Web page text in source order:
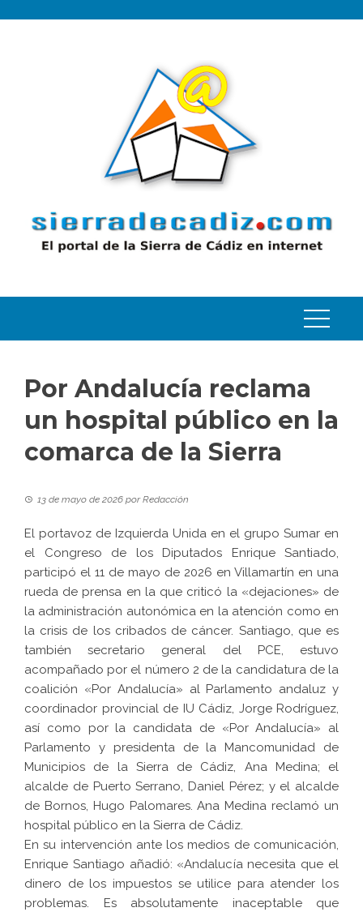
Por Andalucía reclama
un hospital público en la
comarca de la Sierra
13 de mayo de 2026 porRedacción
El portavoz de Izquierda Unida en el grupo Sumar en
el Congreso de los Diputados Enrique Santiado,
participó el 11 de mayo de 2026 en Villamartín en una
rueda de prensa en la que criticó la «dejaciones» de
la administración autonómica en la atención como en
la crisis de los cribados de cáncer. Santiago, que es
también secretario general del PCE, estuvo
acompañado por el número 2 de la candidatura de la
coalición «Por Andalucía» al Parlamento andaluz y
coordinador provincial de IU Cádiz, Jorge Rodríguez,
así como por la candidata de «Por Andalucía» al
Parlamento y presidenta de la Mancomunidad de
Municipios de la Sierra de Cádiz, Ana Medina; el
alcalde de Puerto Serrano, Daniel Pérez; y el alcalde
de Bornos, Hugo Palomares. Ana Medina reclamó un
hospital público en la Sierra de Cádiz.
En su intervención ante los medios de comunicación,
Enrique Santiago añadió: «Andalucía necesita que el
dinero de los impuestos se utilice para atender los
problemas. Es absolutamente inaceptable que